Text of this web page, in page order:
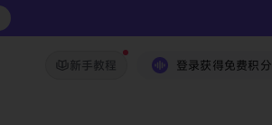
新手教程 登录获得免费积分